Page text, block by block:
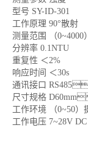
型号 SY-ID-301
工作原理 90°散射
测量范围 （0~4000
分辨率 0.1NTU
重复性 ＜2%
响应时间 ＜30s
通讯接口
尺寸规格
工作环境 （0~50
工作电压 7~28V DC